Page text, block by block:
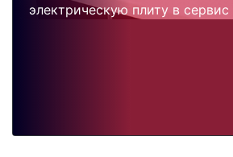
электрическую плиту в сервис